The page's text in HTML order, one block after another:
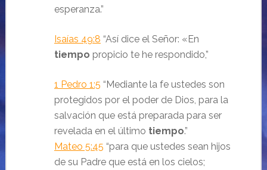
esperanza.”
Isaías 49:8 “Así dice el Señor: «En
tiempo propicio te he respondido,”
1 Pedro 1:5 “Mediante la fe ustedes son
protegidos por el poder de Dios, para la
salvación que está preparada para ser
revelada en el último tiempo”
Mateo 5:45 “para que ustedes sean hijos
de su Padre que está en los cielos;